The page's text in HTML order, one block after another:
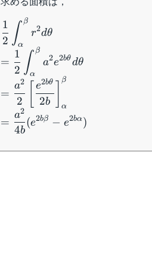
=\dfrac{1}
(e^{2b\beta}-e^{2b\alpha})
2
1 ∫α
β
r2dθ
=
2
1 ∫α
β
a2e2bθdθ
=
2
a2
2b
e2bθ
α
β
=
4b
a2
(e2bβ − e2bα)